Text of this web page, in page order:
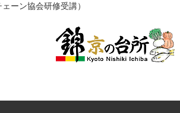
ーン協会研修受講）